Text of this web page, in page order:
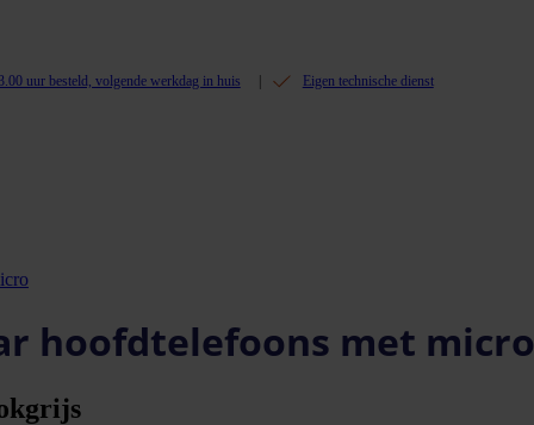
uur besteld, volgende werkdag in huis Eigen technische dienst
hoofdtelefoons met micro